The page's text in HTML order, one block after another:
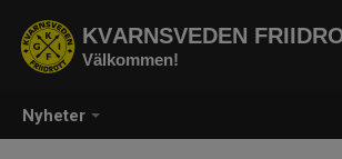
Nyheter
KVARNSVEDEN
Välkommen!